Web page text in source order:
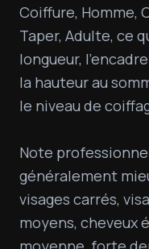
Coiffure, Homme,
Taper, Adulte, ce
longueur,
la hauteur au
le niveau de
Note
généralement
visages carrés,
moyens, cheveux